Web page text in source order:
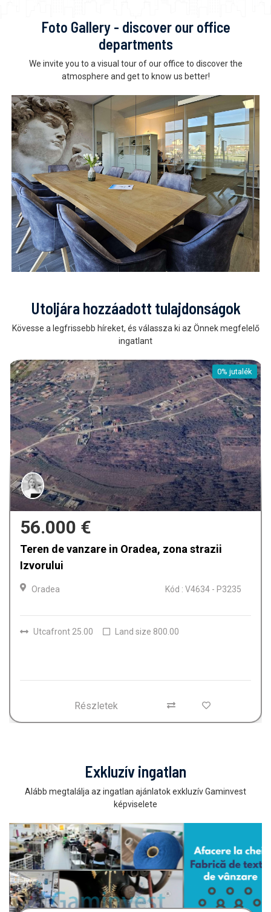
Foto Gallery - discover our office
departments
We invite you to a visual tour of our office to discover the
atmosphere and get to know us better!
Utoljára hozzáadott tulajdonságok
Kövesse a legfrissebb híreket, és válassza ki az Önnek megfelelő
ingatlant
0% jutalék
zona strazii
Kód : V4634 - P3235
Casa de vanzare in
Szobák 4 Fürdőszobák
Land size
Részletek
Exkluzív ingatlan
Alább megtalálja az ingatlan ajánlatok exkluzív Gaminvest
képviselete